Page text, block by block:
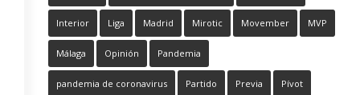
Interior Liga Madrid Mirotic Movember MVP
Málaga Opinión Pandemia
pandemia de coronavirus Partido Previa Pívot